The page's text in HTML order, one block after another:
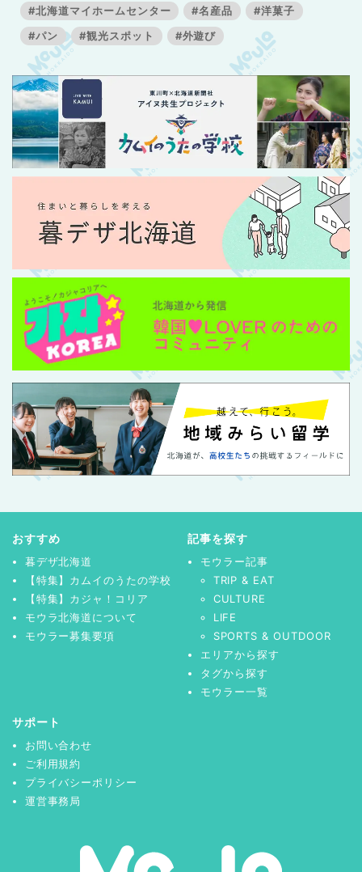
#北海道マイホームセンター
#名産品
#洋菓子
#パン
#観光スポット #外遊び
おすすめ
暮デザ北海道
【特集】カムイのうたの学校
【特集】カジャ！コリア
モウラ北海道について
モウラー募集要項
記事を探す
モウラー記事
TRIP & EAT
CULTURE
LIFE
SPORTS & OUTDOOR
エリアから探す
タグから探す
モウラー一覧
サポート
お問い合わせ
ご利用規約
プライバシーポリシー
運営事務局